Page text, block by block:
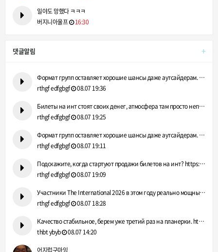
일야도 망했다 ㅋㅋㅋ
버지니아울프
16:30
+
댓글알림
Формат групп оставляет хорошие шансы даже аутсайдерам. https…
rthgf edfgbgf
08.07 19:36
Билеты на инт стоят своих денег, атмосфера там просто непере…
rthgf edfgbgf
08.07 19:25
Формат групп оставляет хорошие шансы даже аутсайдерам. https…
rthgf edfgbgf
08.07 19:11
Подскажите, когда стартуют продажи билетов на инт? https://g…
rthgf edfgbgf
08.07 19:09
Участники The International 2026 в этом году реально мощные.…
rthgf edfgbgf
08.07 18:28
Качество стабильное, берем уже третий раз на планерки. https…
thbt ybyb
08.07 14:20
어지럽구마잉